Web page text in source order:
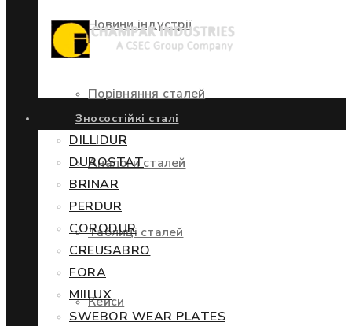
Новини індустрії
Порівняння сталей
Аналоги сталей
Таблиці сталей
Кейси
Зносостійкі сталі
DILLIDUR
DUROSTAT
BRINAR
PERDUR
CORODUR
CREUSABRO
FORA
MIILUX
SWEBOR WEAR PLATES